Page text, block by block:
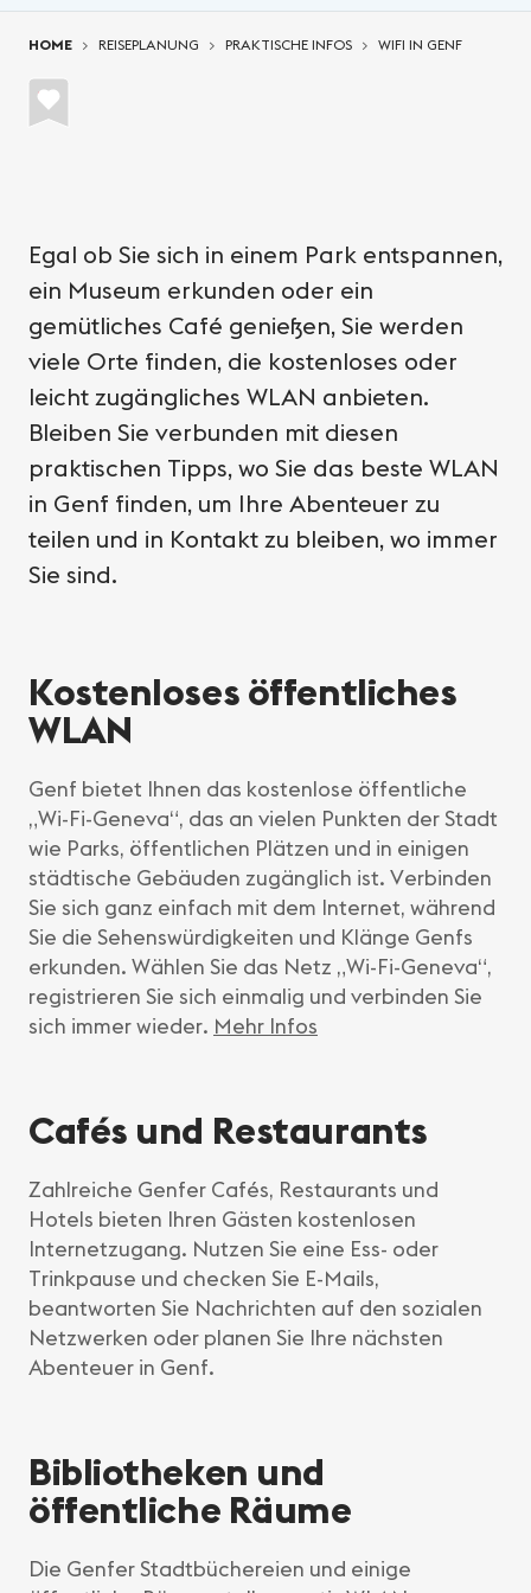
HOME REISEPLANUNG PRAKTISCHE INFOS WIFI IN GENF
Egal ob Sie sich in einem Park entspannen,
ein Museum erkunden oder ein
gemütliches Café genießen, Sie werden
viele Orte finden, die kostenloses oder
leicht zugängliches WLAN anbieten.
Bleiben Sie verbunden mit diesen
praktischen Tipps, wo Sie das beste WLAN
in Genf finden, um Ihre Abenteuer zu
teilen und in Kontakt zu bleiben, wo immer
Sie sind.
Kostenloses öffentliches
WLAN
Genf bietet Ihnen das kostenlose öffentliche
„Wi-Fi-Geneva“, das an vielen Punkten der Stadt
wie Parks, öffentlichen Plätzen und in einigen
städtische Gebäuden zugänglich ist. Verbinden
Sie sich ganz einfach mit dem Internet, während
Sie die Sehenswürdigkeiten und Klänge Genfs
erkunden. Wählen Sie das Netz „Wi-Fi-Geneva“,
registrieren Sie sich einmalig und verbinden Sie
sich immer wieder. Mehr Infos
Cafés und Restaurants
Zahlreiche Genfer Cafés, Restaurants und
Hotels bieten Ihren Gästen kostenlosen
Internetzugang. Nutzen Sie eine Ess- oder
Trinkpause und checken Sie E-Mails,
beantworten Sie Nachrichten auf den sozialen
Netzwerken oder planen Sie Ihre nächsten
Abenteuer in Genf.
Bibliotheken und
öffentliche Räume
Die Genfer Stadtbüchereien und einige